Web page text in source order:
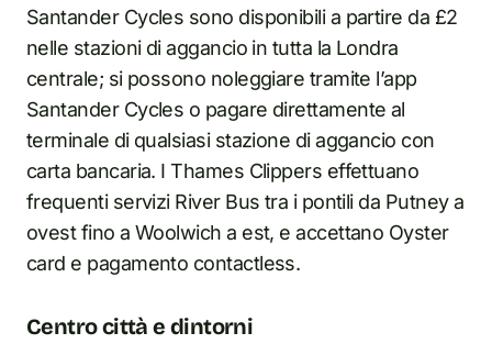
Santander Cycles sono disponibili a partire da £2
nelle stazioni di aggancio in tutta la Londra
centrale; si possono noleggiare tramite l’app
Santander Cycles o pagare direttamente al
terminale di qualsiasi stazione di aggancio con
carta bancaria. I Thames Clippers effettuano
frequenti servizi River Bus tra i pontili da Putney a
ovest fino a Woolwich a est, e accettano Oyster
card e pagamento contactless.
Centro città e dintorni